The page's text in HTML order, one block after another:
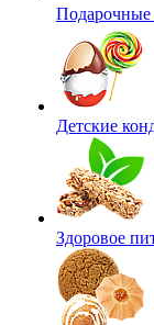
Подарочные
Детские
Здоровое